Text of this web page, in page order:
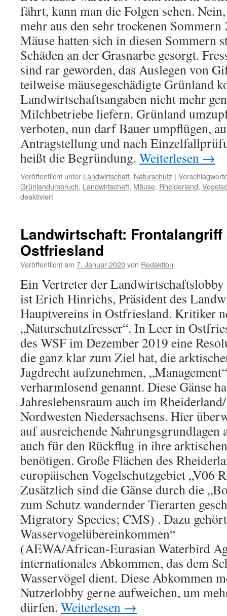
fährt, kann man die Folgen sehen.
mehr aus den sehr trockenen
Mäuse hatten sich in diesen Sommern
Schäden an der Grasnarbe gesorgt.
sind rar geworden, das Auslegen von
teilweise mäusegeschädigte Grünland
Landwirtschaftsangaben nicht mehr
Milchbetriebe liefern. Grünland
verboten, nun darf Bauer umpflügen,
Antragstellung und nach
heißt die Begründung. Weiterlesen →
Veröffentlicht unter Landwirtschaft, Naturschutz |
Grünlandumbruch, Landwirtschaft, Mäuse, Rheiderland,
deaktiviertfür
vernichtet
Brutplätze
Landwirtschaft: Frontalangriff
Ostfriesland
Veröffentlicht am 7. Januar 2020von Redaktion
Ein Vertreter der
ist Erich Hinrichs, Präsident des
Hauptvereins in Ostfriesland. Kritiker
„Naturschutzfresser“. In Leer in
des WSF im Dezember 2019 eine
die ganz klar zum Ziel hat, die
Jagdrecht aufzunehmen,
verharmlosend genannt. Diese Gänse
Jahreslebensraum auch im
Nordwesten Niedersachsens. Hier
auf ausreichende Nahrungsgrundlagen
auch für den Rückflug in ihre
benötigen. Große Flächen des
europäischen Vogelschutzgebiet „V06
Zusätzlich sind die Gänse durch die
zum Schutz wandernder Tierarten
Migratory Species; CMS) . Dazu
Wasservogelübereinkommen“
(AEWA/African-Eurasian Waterbird
internationales Abkommen, das dem
Wasservögel dient. Diese Abkommen
Nutzerlobby gerne aufweichen, um
dürfen. Weiterlesen →